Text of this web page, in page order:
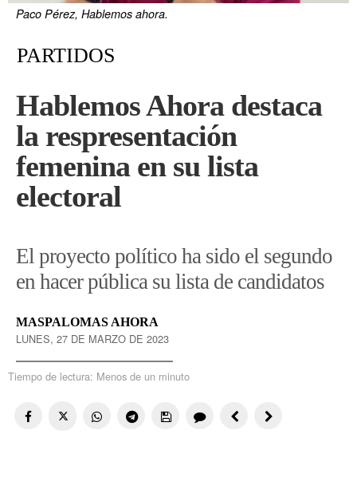
Paco Pérez, Hablemos ahora.
PARTIDOS
Hablemos Ahora destaca
la respresentación
femenina en su lista
electoral
El proyecto político ha sido el segundo
en hacer pública su lista de candidatos
MASPALOMAS AHORA
LUNES, 27 DE MARZO DE 2023
Tiempo de lectura: Menos de un minuto